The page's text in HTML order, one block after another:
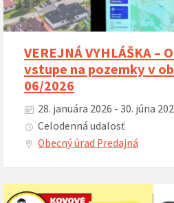
VEREJNÁ VYHLÁŠKA –
vstupe na pozemky v
06/2026
28. januára 2026 - 30. júna
Celodenná udalosť
Obecný úrad Predajná